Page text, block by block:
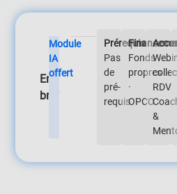
En
bref
Module
IA
offert
Prérequis
Pas
de
pré-
requis
Fonds
propres
·
OPCO
RDV
&